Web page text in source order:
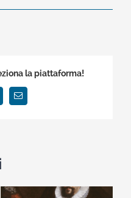
la piattaforma!
Email